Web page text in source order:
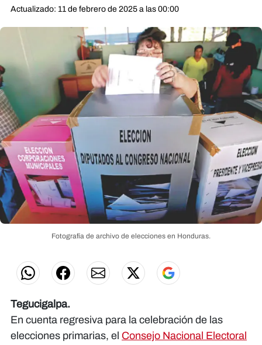
Actualizado: 11 de febrero de 2025 a las 00:00
Fotografía de archivo de elecciones en Honduras.
Tegucigalpa.
En cuenta regresiva para la celebración de las
elecciones primarias, el Consejo Nacional Electoral